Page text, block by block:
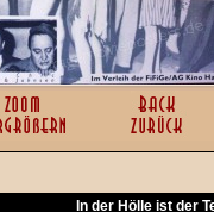
In der Hölle ist der